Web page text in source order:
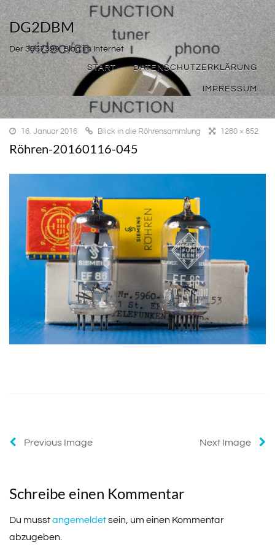
DG2DBM
Der 3567399. Blog im Internet
START DATENSCHUTZERKLÄRUNG
IMPRESSUM
16. Januar 2016 Blick in die Röhrensammlung 1280 × 852
Röhren-20160116-045
Previous Image Next Image
Schreibe einen Kommentar
Du musstangemeldetsein, um einen Kommentar
abzugeben.